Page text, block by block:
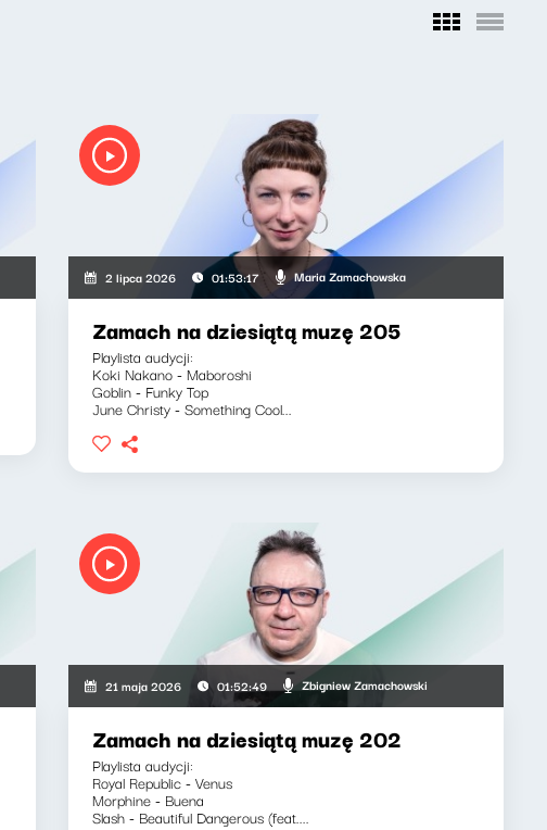
2 lipca 2026 01:53:17 Maria Zamachowska
Zamach na dziesiątą muzę 205
Playlista audycji:
Koki Nakano - Maboroshi
Goblin - Funky Top
June Christy - Something Cool...
21 maja 2026 01:52:49 Zbigniew Zamachowski
Zamach na dziesiątą muzę 202
Playlista audycji:
Royal Republic - Venus
Morphine - Buena
Slash - Beautiful Dangerous (feat....